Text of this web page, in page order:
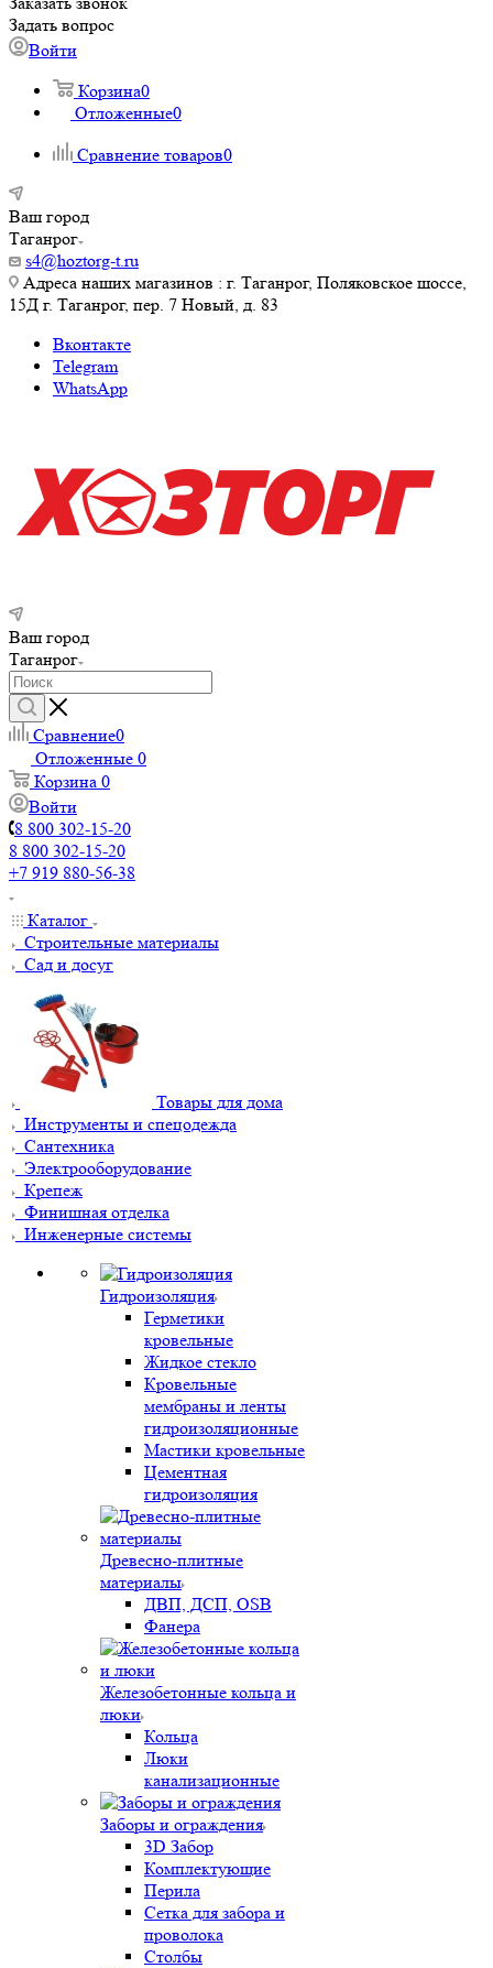
Задать вопрос
Войти
Корзина0
Отложенные0
Сравнение товаров0
Ваш город
Таганрог
s4@hoztorg-t.ru
Адреса наших магазинов : г. Таганрог, Поляковское шоссе,
15Д г. Таганрог, пер. 7 Новый, д. 83
Вконтакте
Telegram
WhatsApp
Ваш город
Таганрог
Сравнение0
Отложенные 0
Корзина 0
Войти
8 800 302-15-20
8 800 302-15-20
+7 919 880-56-38
Каталог
Строительные материалы
Сад и досуг
Товары для дома
Инструменты и спецодежда
Сантехника
Электрооборудование
Крепеж
Финишная отделка
Инженерные системы
Гидроизоляция
Герметики
кровельные
Жидкое стекло
Кровельные
мембраны и ленты
гидроизоляционные
Мастики кровельные
Цементная
гидроизоляция
Древесно-плитные
материалы
ДВП, ДСП, OSB
Фанера
Железобетонные кольца и
люки
Кольца
Люки
канализационные
Заборы и ограждения
3D Забор
Комплектующие
Перила
Сетка для забора и
проволока
Столбы